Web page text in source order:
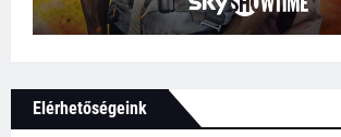
Elérhetőségeink